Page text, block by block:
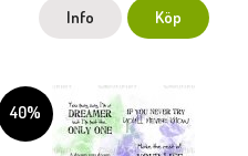
Info Köp
40%